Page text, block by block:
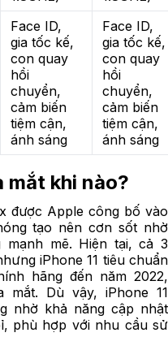
Face ID,
gia tốc kế,
con quay
hồi
chuyển,
cảm biến
tiệm cận,
ánh sáng
Face ID,
gia tốc kế,
con quay
hồi
chuyển,
cảm biến
tiệm cận,
ánh sáng
mắt khi nào?
được Apple công bố vào
tạo nên cơn sốt nhờ
mẽ. Hiện tại, cả 3
iPhone 11 tiêu chuẩn
hãng đến năm 2022,
mắt. Dù vậy, iPhone 11
nhờ khả năng cập nhật
phù hợp với nhu cầu sử